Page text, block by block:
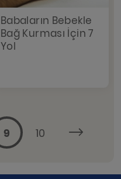
Babaların Bebekle
Bağ Kurması İçin 7
Yol
9 10